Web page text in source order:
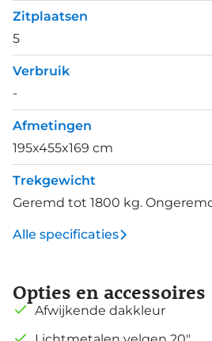
Zitplaatsen
5
Verbruik
-
Afmetingen
195x455x169 cm
Trekgewicht
Geremd tot 1800 kg.
Alle specificaties
Opties en accessoires
Afwijkende dakkleur